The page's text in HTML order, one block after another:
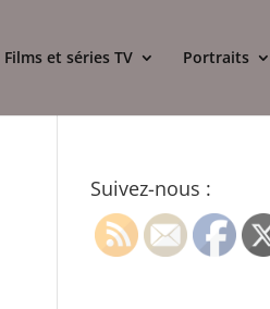
Films et séries TV Portraits
Suivez-nous :